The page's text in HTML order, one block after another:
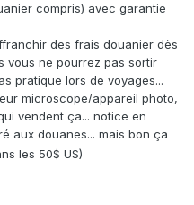
compris) avec garantie
des frais douanier dès
vous ne pourrez pas sortir
pratique lors de voyages...
microscope/appareil photo,
vendent ça... notice en
aux douanes... mais bon ça
les 50$ US)